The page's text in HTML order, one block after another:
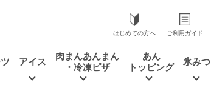
はじめての方へ ご利用ガイド
アイス
肉まんあんまん
・冷凍ピザ
あん
トッピング
氷みつ